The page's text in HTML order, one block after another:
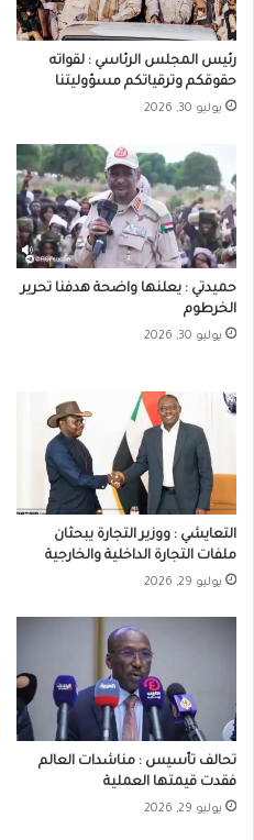
رئيس المجلس الرئاسي : لقواته
حقوقكم وترقياتكم مسؤوليتنا
يوليو 30, 2026
حميدتي : يعلنها واضحة هدفنا تحرير
الخرطوم
يوليو 30, 2026
التعايشي : ووزير التجارة يبحثان
ملفات التجارة الداخلية والخارجية
يوليو 29, 2026
تحالف تأسيس : مناشدات العالم
فقدت قيمتها العملية
يوليو 29, 2026